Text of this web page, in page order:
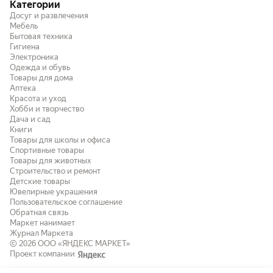
Категории
Досуг и развлечения
Мебель
Бытовая техника
Гигиена
Электроника
Одежда и обувь
Товары для дома
Аптека
Красота и уход
Хобби и творчество
Дача и сад
Книги
Товары для школы и офиса
Спортивные товары
Товары для животных
Строительство и ремонт
Детские товары
Ювелирные украшения
Пользовательское соглашение
Обратная связь
Маркет нанимает
Журнал Маркета
© 2026 ООО «ЯНДЕКС МАРКЕТ»
Проект компании